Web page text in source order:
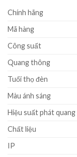
Chính hãng
Mã hàng
Công suất
Quang thông
Tuổi thọ đèn
Màu ánh sáng
Hiệu suất phát quang
Chất liệu
IP